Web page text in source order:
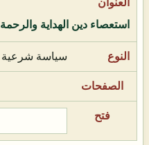
استعصاء دين الهداية والرحمة
سياسة شرعية